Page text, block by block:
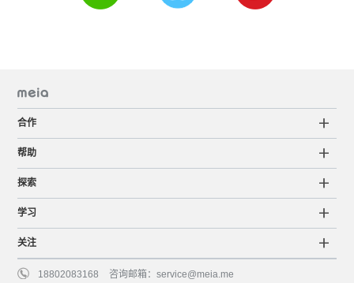
合作
帮助
探索
学习
关注
18802083168 咨询邮箱：service@meia.me